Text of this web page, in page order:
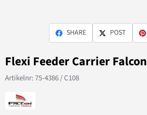
SHARE POST
Flexi Feeder Carrier Falcon
Artikelnr:75-4386 / C108